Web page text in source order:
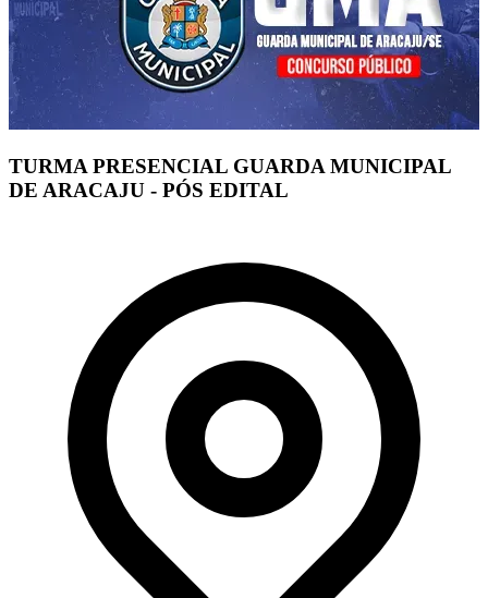
TURMA PRESENCIAL GUARDA MUNICIPAL
DE ARACAJU - PÓS EDITAL